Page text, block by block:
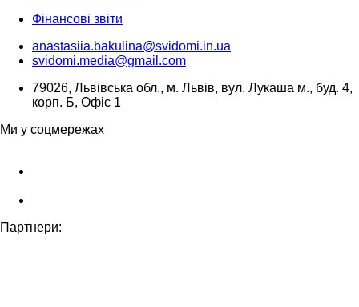
Фінансові звіти
anastasiia.bakulina@svidomi.in.ua
svidomi.media@gmail.com
79026, Львівська обл., м. Львів, вул. Лукаша м., буд. 4,
корп. Б, Офіс 1
Ми у соцмережах
Партнери: